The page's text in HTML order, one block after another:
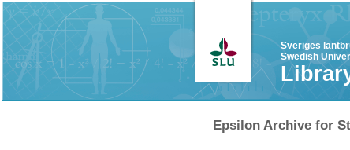
Sveriges
Swedish
Epsilon Archive for